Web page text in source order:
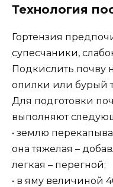
Технология
Гортензия
супесчаники,
Подкислить почву
опилки или бурый
Для подготовки
выполняют
• землю
она тяжелая –
легкая – перегной;
• в яму величиной